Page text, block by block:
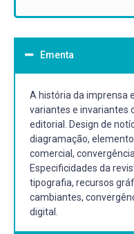
Ementa
A história da imprensa
variantes e invariantes
editorial. Design de
diagramação,
comercial,
Especificidades da
tipografia, recursos
cambiantes,
digital.